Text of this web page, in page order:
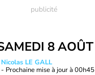
8 AOÛT
Nicolas LE GALL
- Prochaine mise à jour à 00h45